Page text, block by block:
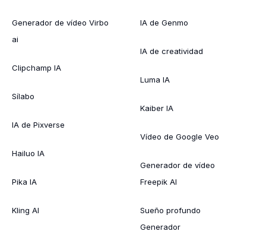
Generador de vídeo Virbo
ai
Clipchamp IA
Sílabo
IA de Pixverse
Hailuo IA
Pika IA
Kling AI
IA de Genmo
IA de creatividad
Luma IA
Kaiber IA
Vídeo de Google Veo
Generador de vídeo
Freepik AI
Sueño profundo
Generador